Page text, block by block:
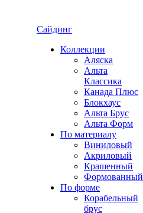
Сайдинг
Коллекции
Аляска
Альта
Классика
Канада Плюс
Блокхаус
Альта Брус
Альта Форм
По материалу
Виниловый
Акриловый
Крашенный
Формованный
По форме
Корабельный
брус